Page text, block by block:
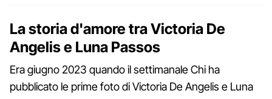
La storia d'amore tra Victoria De
Angelis e Luna Passos
Era giugno 2023 quando il settimanale Chi ha
pubblicato le prime foto di Victoria De Angelis e Luna